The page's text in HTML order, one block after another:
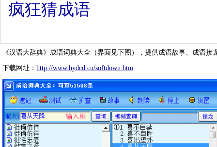
疯狂猜成语
《汉语大辞典》成语词典大全（界面见下图），提供成语故事、成语接
下载网址： http://www.hydcd.cn/softdown.htm